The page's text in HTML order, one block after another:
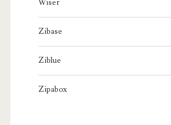
Wiser
Zibase
Ziblue
Zipabox